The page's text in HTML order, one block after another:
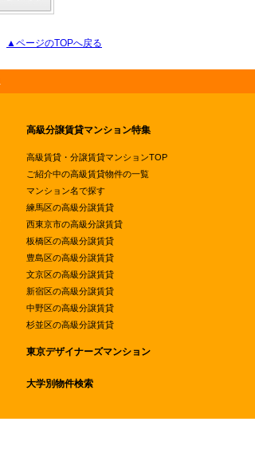
▲ページのTOPへ戻る
高級分譲賃貸マンション特集
高級賃貸・分譲賃貸マンションTOP
ご紹介中の高級賃貸物件の一覧
マンション名で探す
練馬区の高級分譲賃貸
西東京市の高級分譲賃貸
板橋区の高級分譲賃貸
豊島区の高級分譲賃貸
文京区の高級分譲賃貸
新宿区の高級分譲賃貸
中野区の高級分譲賃貸
杉並区の高級分譲賃貸
東京デザイナーズマンション
大学別物件検索